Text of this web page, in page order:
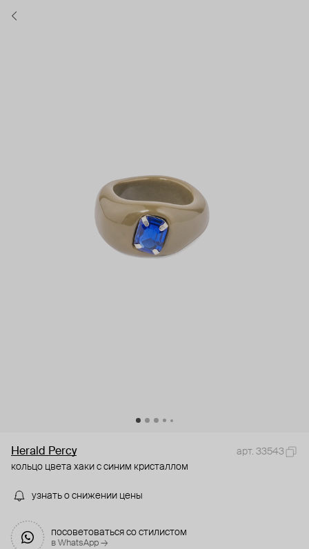
Herald Percy
арт. 33543
кольцо цвета хаки с синим кристаллом
узнать о снижении цены
посоветоваться со стилистом
в WhatsApp →